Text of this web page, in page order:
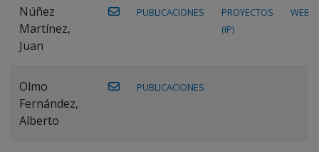
Núñez
Martínez,
Juan
PUBLICACIONES
PROYECTOS
(IP)
WEB
Olmo
Fernández,
Alberto
PUBLICACIONES